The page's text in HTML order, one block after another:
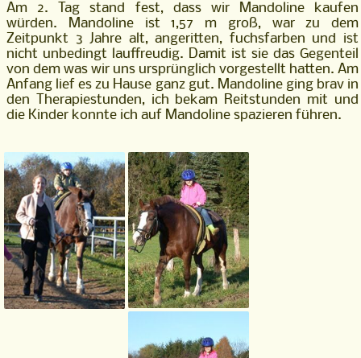
Am 2. Tag stand fest, dass wir Mandoline kaufen
würden. Mandoline ist 1,57 m groß, war zu dem
Zeitpunkt 3 Jahre alt, angeritten, fuchsfarben und ist
nicht unbedingt lauffreudig. Damit ist sie das Gegenteil
von dem was wir uns ursprünglich vorgestellt hatten. Am
Anfang lief es zu Hause ganz gut. Mandoline ging brav in
den Therapiestunden, ich bekam Reitstunden mit und
die Kinder konnte ich auf Mandoline spazieren führen.